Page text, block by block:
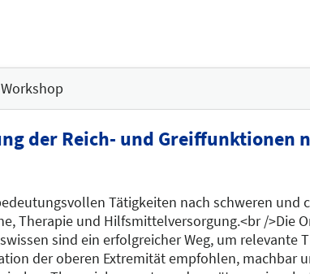
Workshop
der Reich- und Greiffunktionen
Tätigkeiten nach schweren und
Therapie und Hilfsmittelversorgung.<br />Die
sind ein erfolgreicher Weg, um relevante
der oberen Extremität empfohlen, machbar